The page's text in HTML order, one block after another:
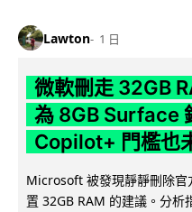
Lawton 1 日
微軟刪走 32GB
為 8GB Surface
Copilot+ 門檻也
Microsoft 被發現靜靜刪除官
置 32GB RAM 的建議。分析